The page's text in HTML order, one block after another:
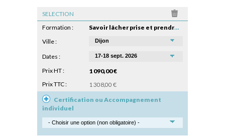
CONSEILS MICRO-COACHING
PODCAST
WEBINAIRES
QUESTIONNAIRE GRATUIT
Formation :
Savoir lâcher prise et prendre du recul
Ville :
Dates :
Prix HT :
1 090,00 €
Prix TTC :
1 308,00 €
SELECTION
Certification ou Accompagnement
individuel